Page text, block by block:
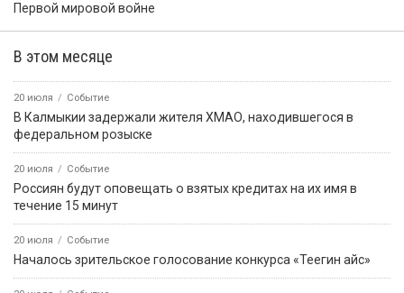
Первой мировой войне
В этом месяце
20 июля Событие
В Калмыкии задержали жителя ХМАО, находившегося в
федеральном розыске
20 июля Событие
Россиян будут оповещать о взятых кредитах на их имя в
течение 15 минут
20 июля Событие
Началось зрительское голосование конкурса «Теегин айс»